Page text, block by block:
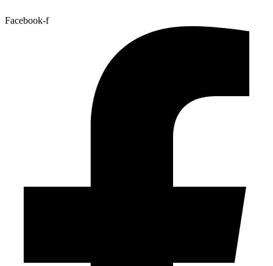
Facebook-f